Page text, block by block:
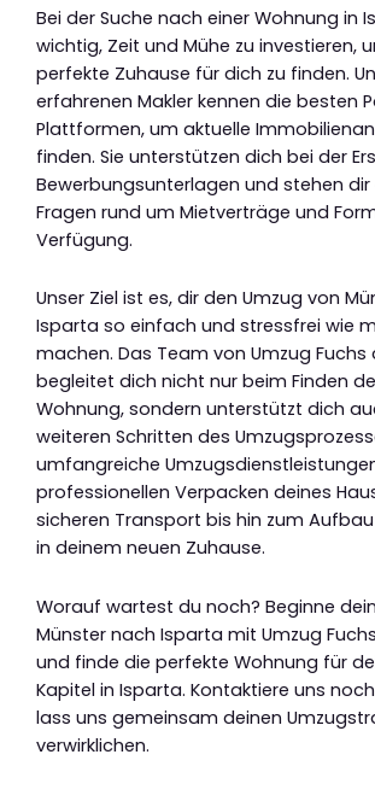
Bei der Suche nach einer Wohnung in
wichtig, Zeit und Mühe zu investieren,
perfekte Zuhause für dich zu finden.
erfahrenen Makler kennen die besten
Plattformen, um aktuelle
finden. Sie unterstützen dich bei der
Bewerbungsunterlagen und stehen
Fragen rund um Mietverträge und
Verfügung.
Unser Ziel ist es, dir den Umzug von
Isparta so einfach und stressfrei wie
machen. Das Team von Umzug Fuchs
begleitet dich nicht nur beim Finden
Wohnung, sondern unterstützt dich
weiteren Schritten des
umfangreiche
professionellen Verpacken deines
sicheren Transport bis hin zum
in deinem neuen Zuhause.
Worauf wartest du noch? Beginne
Münster nach Isparta mit Umzug
und finde die perfekte Wohnung für
Kapitel in Isparta. Kontaktiere uns
lass uns gemeinsam deinen
verwirklichen.